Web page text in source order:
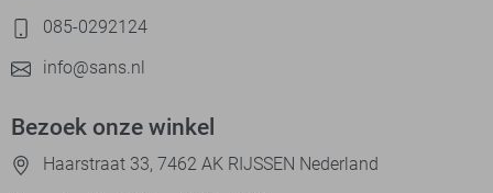
085-0292124
info@sans.nl
Bezoek onze winkel
Haarstraat 33, 7462 AK RIJSSEN Nederland